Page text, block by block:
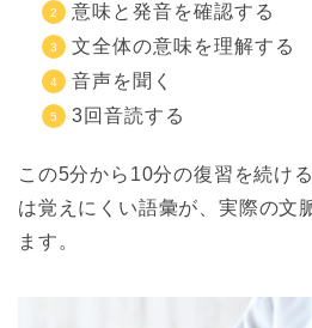
意味と発音を確認する
文全体の意味を理解する
音声を聞く
3回音読する
この5分から10分の復習を続け
は覚えにくい語彙が、実際の文
ます。